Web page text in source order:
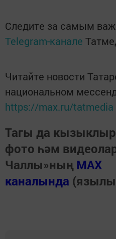
Следите за самым
Telegram-канале
Читайте новости
национальном
https://max.ru/tatmedia
Тагы да
фото һәм
Чаллы»ның MAX
каналында